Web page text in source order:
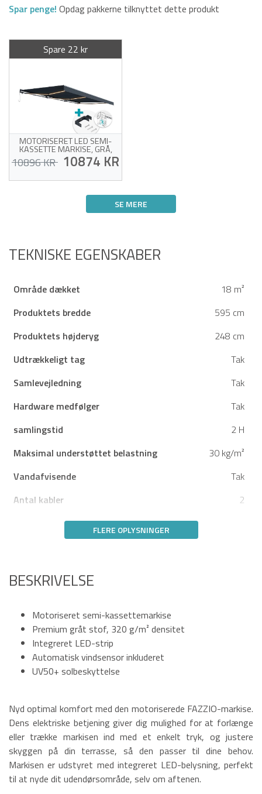
Spar penge! Opdag pakkerne tilknyttet dette produkt
Spare 22 kr
MOTORISERET LED SEMI-
KASSETTE MARKISE, GRÅ,
6X3M - NEM LOFTMONTERING
10896 KR 10874 KR
kassettemarkise
3 loftsbeslag i stål
medfølger
Offer for sin egen succes!
SE MERE
TEKNISKE EGENSKABER
Område dækket
18 m²
Produktets bredde
595 cm
Produktets højderyg
248 cm
Udtrækkeligt tag
Tak
Samlevejledning
Tak
Hardware medfølger
Tak
samlingstid
2 H
Maksimal understøttet belastning
30 kg/m²
Vandafvisende
Tak
Antal kabler
2
FLERE OPLYSNINGER
BESKRIVELSE
Motoriseret semi-kassettemarkise
Premium gråt stof, 320 g/m² densitet
Integreret LED-strip
Automatisk vindsensor inkluderet
UV50+ solbeskyttelse
Nyd optimal komfort med den motoriserede FAZZIO-markise.
Dens elektriske betjening giver dig mulighed for at forlænge
eller trække markisen ind med et enkelt tryk, og justere
skyggen på din terrasse, så den passer til dine behov.
Markisen er udstyret med integreret LED-belysning, perfekt
til at nyde dit udendørsområde, selv om aftenen.